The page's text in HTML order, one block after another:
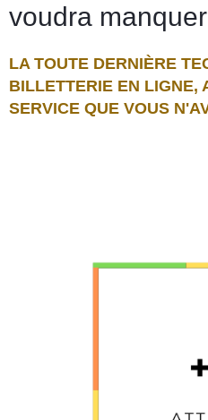
voudra manquer
LA TOUTE DERNIÈRE
BILLETTERIE EN LIGNE,
SERVICE QUE VOUS